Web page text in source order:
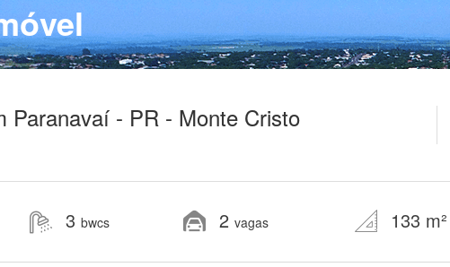
Paranavaí - PR - Monte Cristo
3 bwcs 2 vagas 133 m²